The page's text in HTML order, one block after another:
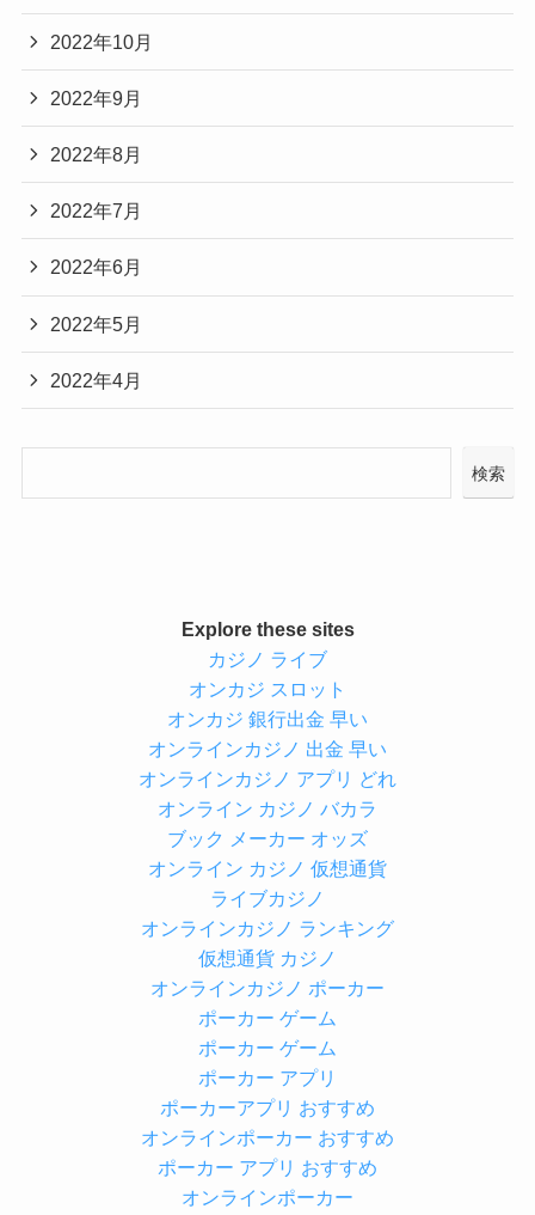
2022年10月
2022年9月
2022年8月
2022年7月
2022年6月
2022年5月
2022年4月
検索
Explore these sites
カジノ ライブ
オンカジ スロット
オンカジ 銀行出金 早い
オンラインカジノ 出金 早い
オンラインカジノ アプリ どれ
オンライン カジノ バカラ
ブック メーカー オッズ
オンライン カジノ 仮想通貨
ライブカジノ
オンラインカジノ ランキング
仮想通貨 カジノ
オンラインカジノ ポーカー
ポーカー ゲーム
ポーカー ゲーム
ポーカー アプリ
ポーカーアプリ おすすめ
オンラインポーカー おすすめ
ポーカー アプリ おすすめ
オンラインポーカー